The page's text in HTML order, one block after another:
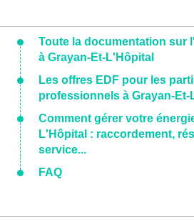
Toute la documentation sur
à Grayan-Et-L'Hôpital
Les offres EDF pour les
professionnels à Grayan-Et-
Comment gérer votre
L'Hôpital : raccordement,
service...
FAQ